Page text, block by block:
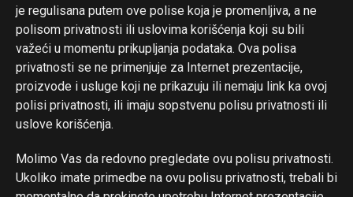
je regulisana putem ove polise koja je promenljiva, a ne
polisom privatnosti ili uslovima korišćenja koji su bili
važeći u momentu prikupljanja podataka. Ova polisa
privatnosti se ne primenjuje za Internet prezentacije,
proizvode i usluge koji ne prikazuju ili nemaju link ka ovoj
polisi privatnosti, ili imaju sopstvenu polisu privatnosti ili
uslove korišćenja.
Molimo Vas da redovno pregledate ovu polisu privatnosti.
Ukoliko imate primedbe na ovu polisu privatnosti, trebali bi